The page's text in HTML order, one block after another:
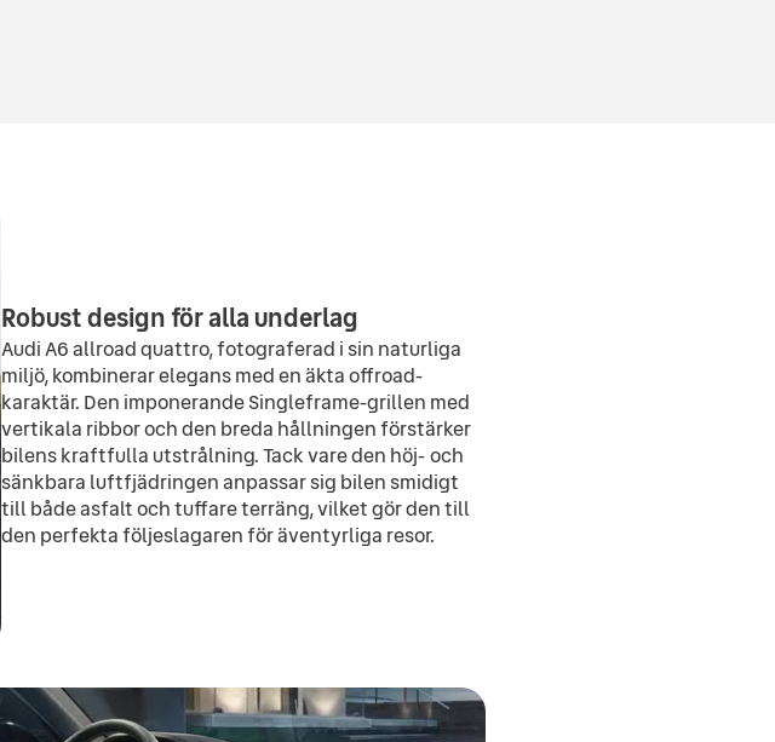
Robust design för alla underlag
Audi A6 allroad quattro, fotograferad i sin naturliga
miljö, kombinerar elegans med en äkta offroad-
karaktär. Den imponerande Singleframe-grillen med
vertikala ribbor och den breda hållningen förstärker
bilens kraftfulla utstrålning. Tack vare den höj- och
sänkbara luftfjädringen anpassar sig bilen smidigt
till både asfalt och tuffare terräng, vilket gör den till
den perfekta följeslagaren för äventyrliga resor.